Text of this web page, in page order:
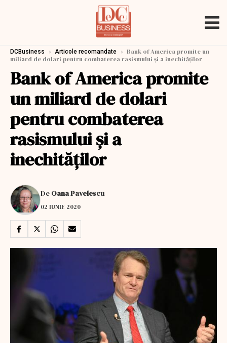
DCBusiness › Articole recomandate › Bank of America promite un
miliard de dolari pentru combaterea rasismului și a inechităților
Bank of America promite
un miliard de dolari
pentru combaterea
rasismului și a
inechităților
De Oana Pavelescu
02 IUNIE 2020